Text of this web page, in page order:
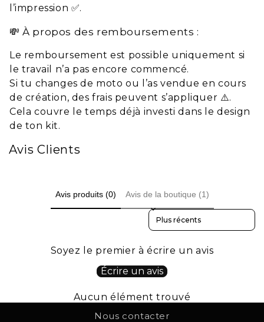
l’impression ✅.
💸 À propos des remboursements :
Le remboursement est possible uniquement si
le travail n’a pas encore commencé.
Si tu changes de moto ou l’as vendue en cours
de création, des frais peuvent s’appliquer ⚠️.
Cela couvre le temps déjà investi dans le design
de ton kit.
Avis Clients
Avis produits (0) Avis de la boutique (1)
Sort reviews by
Soyez le premier à écrire un avis
Écrire un avis
Aucun élément trouvé
Nous contacter